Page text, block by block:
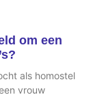
om een
als homostel
vrouw